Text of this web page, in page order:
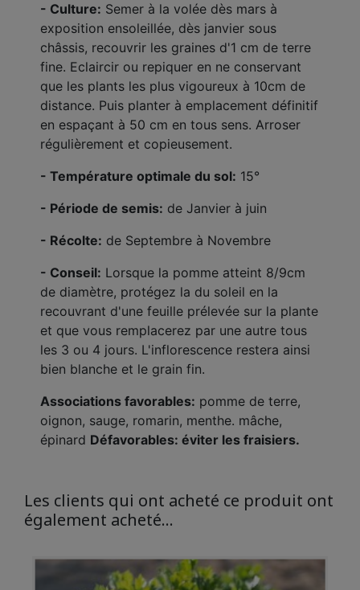
- Culture: Semer à la volée dès mars à
exposition ensoleillée, dès janvier sous
châssis, recouvrir les graines d'1 cm de terre
fine. Eclaircir ou repiquer en ne conservant
que les plants les plus vigoureux à 10cm de
distance. Puis planter à emplacement définitif
en espaçant à 50 cm en tous sens. Arroser
régulièrement et copieusement.
- Température optimale du sol: 15°
- Période de semis: de Janvier à juin
- Récolte: de Septembre à Novembre
- Conseil: Lorsque la pomme atteint 8/9cm
de diamètre, protégez la du soleil en la
recouvrant d'une feuille prélevée sur la plante
et que vous remplacerez par une autre tous
les 3 ou 4 jours. L'inflorescence restera ainsi
bien blanche et le grain fin.
Associations favorables: pomme de terre,
oignon, sauge, romarin, menthe. mâche,
épinard Défavorables: éviter les fraisiers.
Les clients qui ont acheté ce produit ont
également acheté...